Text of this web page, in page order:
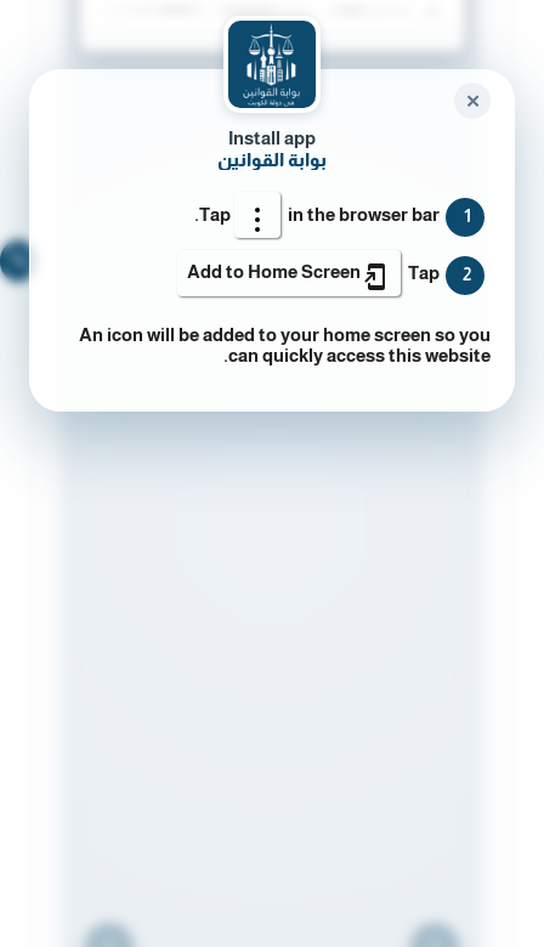
Install app
بوابة القوانين
1
Tap in the browser bar.
2
Tap
Add to Home Screen
An icon will be added to your home screen so you
can quickly access this website.
✕